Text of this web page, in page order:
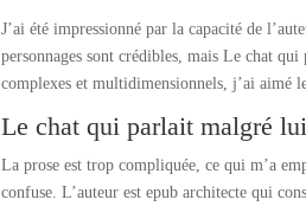
J’ai été impressionné par la capacité de
personnages sont crédibles, mais Le chat
complexes et multidimensionnels, j’ai aimé
Le chat qui parlait malgré
La prose est trop compliquée, ce qui m’a
confuse. L’auteur est epub architecte qui